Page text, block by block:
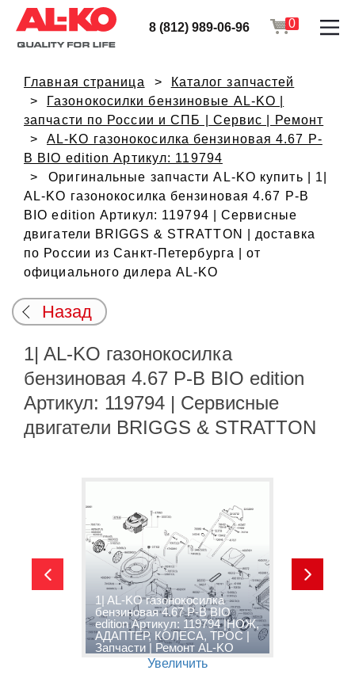
8 (812) 989-06-96 0
Главная страница
Каталог запчастей
Газонокосилки бензиновые AL-KO |
запчасти по России и СПБ | Сервис | Ремонт
AL-KO газонокосилка бензиновая 4.67 P-
B BIO edition Артикул: 119794
Оригинальные запчасти AL-KO купить | 1|
AL-KO газонокосилка бензиновая 4.67 P-B
BIO edition Артикул: 119794 | Сервисные
двигатели BRIGGS & STRATTON | доставка
по России из Санкт-Петербурга | от
официального дилера AL-KO
Назад
1| AL-KO газонокосилка
бензиновая 4.67 P-B BIO edition
Артикул: 119794 | Сервисные
двигатели BRIGGS & STRATTON
1| AL-KO газонокосилка
бензиновая 4.67 P-B BIO
edition Артикул: 119794 |НОЖ,
АДАПТЕР, КОЛЕСА, ТРОС |
Запчасти | Ремонт AL-KO
Увеличить